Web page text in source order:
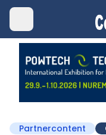
Partnercontent